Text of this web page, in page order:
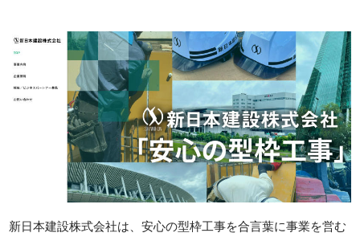
新日本建設株式会社は、安心の型枠工事を合言葉に事業を営む